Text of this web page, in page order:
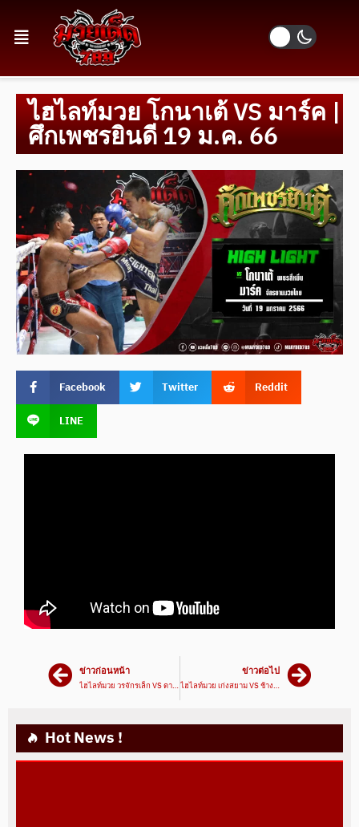
ไฮไลท์มวย โกนาเต้ VS มาร์ค |
ศึกเพชรยินดี 19 ม.ค. 66
Facebook Twitter
Reddit
LINE
ข่าวก่อนหน้า
ไฮไลท์มวย วรจักรเล็ก VS ดาเนียล | ศึกเพชรยินดี 19 ม.ค. 66
ข่าวต่อไป
ไฮไลท์มวย เก่งสยาม VS ช้างศึก | ศึกมวยมันส์วันศุกร์ 20 ม.ค. 66
Hot News !